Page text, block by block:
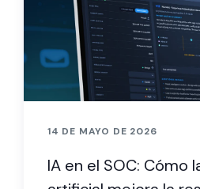
14 DE MAYO DE 2026
IA en el SOC: Cómo